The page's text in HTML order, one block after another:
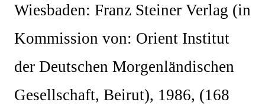
Wiesbaden: Franz Steiner Verlag (in
Kommission von: Orient Institut
der Deutschen Morgenländischen
Gesellschaft, Beirut), 1986, (168